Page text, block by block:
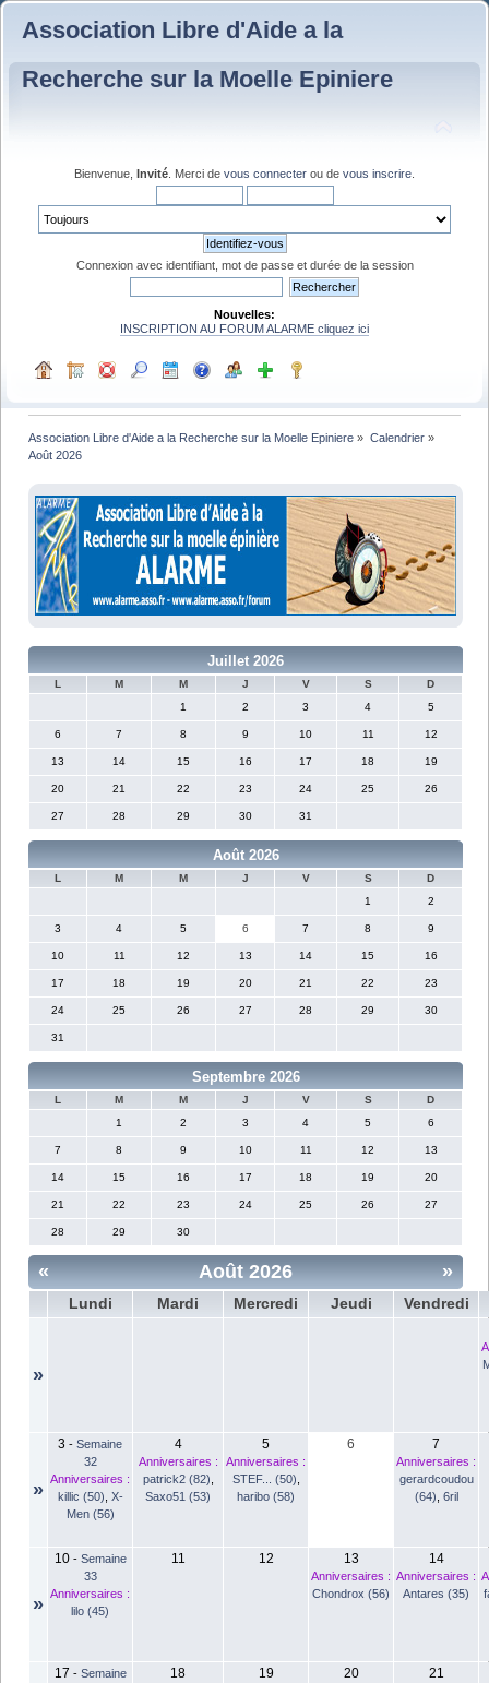
Association Libre d'Aide a la
Recherche sur la Moelle Epiniere
Bienvenue, Invité . Merci de vous connecter ou de vous inscrire
Connexion avec identifiant, mot de passe et durée de la session
Nouvelles:
INSCRIPTION AU FORUM ALARME cliquez ici
Association Libre d'Aide a la Recherche sur la Moelle Epiniere » Calendrier»
Août 2026
Juillet 2026
L M M J V S
D
1
2 3 4 5
6 7 8 9 10 11 12
13 14 15 16 17 18 19
20 21 22 23 24 25 26
27 28 29 30 31
Août 2026
L M M J V S
D
1
2
3 4 5 6 7 8 9
10 11 12 13 14 15 16
17 18 19 20 21 22 23
24 25 26 27 28 29 30
31
Septembre 2026
L M M J V S
D
1
2 3 4 5 6
7 8 9 10 11 12 13
14 15 16 17 18 19 20
21 22 23 24 25 26 27
28 29 30
« »
Août 2026
Lundi Mardi Mercredi Jeudi Vendredi
»
»
3 - Semaine
32
Anniversaires :
killic (50), X-
Men (56)
4
Anniversaires :
patrick2 (82),
Saxo51 (53)
5
Anniversaires :
STEF... (50),
haribo (58)
6 7
Anniversaires :
gerardcoudou
(64), 6ril
»
10- Semaine
33
Anniversaires :
lilo (45)
11 12 13
Anniversaires :
Chondrox (56)
14
Anniversaires :
Antares (35)
17 - Semaine
18 19 20 21